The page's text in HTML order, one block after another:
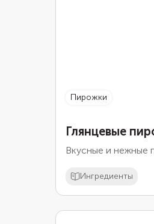
пирожки
Глянцевые
Вкусные и нежные
Ингредиенты